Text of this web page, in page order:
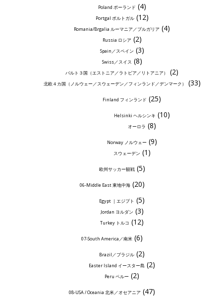
Poland ポーランド (4)
Portgal ポルトガル(12)
Romania/Brgalia ルーマニア／ブルガリア (4)
Russia ロシア(2)
Spain／スペイン (3)
Swiss／スイス (8)
バルト３国（エストニア／ラトビア／リトアニア） (2)
北欧４カ国（ノルウェー／スウェーデン／フィンランド／デンマーク） (33)
Finland フィンランド (25)
Helsinki ヘルシンキ (10)
オーロラ (8)
Norway ノルウェー(9)
スウェーデン (1)
欧州サッカー観戦(5)
06-Middle East 東地中海(20)
Egypt ｜エジプト (5)
Jordan ヨルダン (3)
Turkey トルコ (12)
07-South America／南米 (6)
Brazil／ブラジル (2)
Easter Island イースター島 (2)
Peru ペルー (2)
08-USA / Oceania 北米／オセアニア (47)